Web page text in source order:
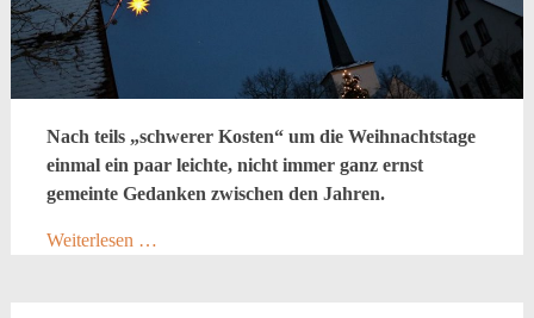
Nach teils „schwerer Kosten“ um die Weihnachtstage
einmal ein paar leichte, nicht immer ganz ernst
gemeinte Gedanken zwischen den Jahren.
Weiterlesen …